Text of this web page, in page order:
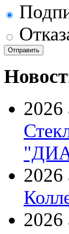
2026
2026
2026